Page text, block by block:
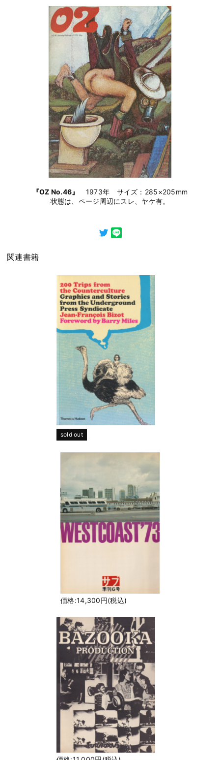
『OZ No.46』
1973年 サイズ：285×205mm
状態は、ページ周辺にスレ、ヤケ有。
関連書籍
sold out
価格:14,300円(税込)